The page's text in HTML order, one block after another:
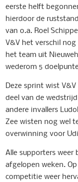
eerste helft
hierdoor de
van o.a. Roel
V&V het verschil
het team uit
wederom 5
Deze sprint wist
deel van de
andere invallers
Zee wisten nog wel
overwinning voor
Alle supporters
afgelopen weken.
competitie weer